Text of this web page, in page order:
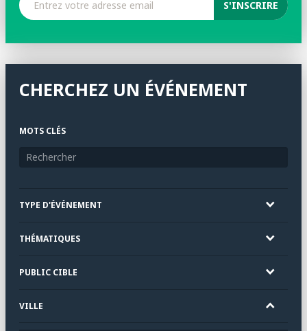
CHERCHEZ UN ÉVÉNEMENT
MOTS CLÉS
TYPE D'ÉVÉNEMENT
THÉMATIQUES
PUBLIC CIBLE
VILLE